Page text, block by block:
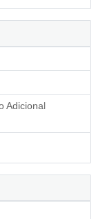
Adicional